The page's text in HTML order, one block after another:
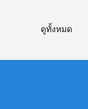
ดูทั้งหมด